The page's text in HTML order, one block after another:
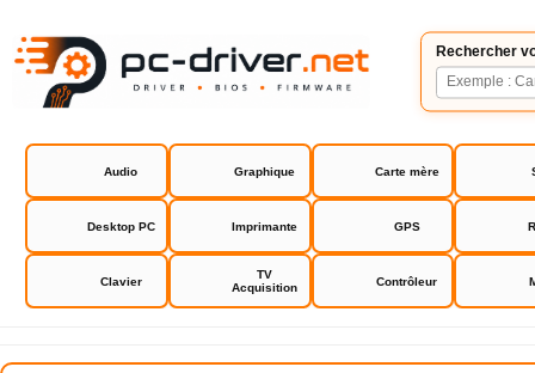
Rechercher
Audio Graphique Carte mère
Desktop PC Imprimante GPS
Clavier
TV
Acquisition
Contrôleur
Gigabyte GA-M68M-S2P rev 2.3